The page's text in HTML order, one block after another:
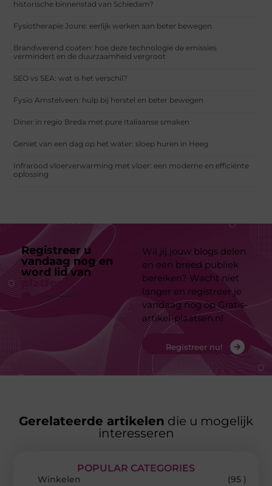
historische binnenstad van Schiedam?
Fysiotherapie Joure: eerlijk werken aan beter bewegen
Brandwerend coaten: hoe deze technologie de emissies
vermindert en de duurzaamheid vergroot
SEO vs SEA: wat is het verschil?
Fysio Amstelveen: hulp bij herstel en beter bewegen
Diner in regio Breda met pure Italiaanse smaken
Geniet van een dag op het water: sloep huren in Heeg
Infrarood vloerverwarming met vloer: een moderne en efficiënte
oplossing
Registreer u
vandaag nog en
word lid van
platform
Wil jij jouw blogs delen
en een breed publiek
bereiken? Wacht niet
langer en registreer je
vandaag nog op Gratis-
artikel-plaatsen.nl
Registreer nu!
Gerelateerde artikelen die u mogelijk
interesseren
POPULAR CATEGORIES
Winkelen
(95 )